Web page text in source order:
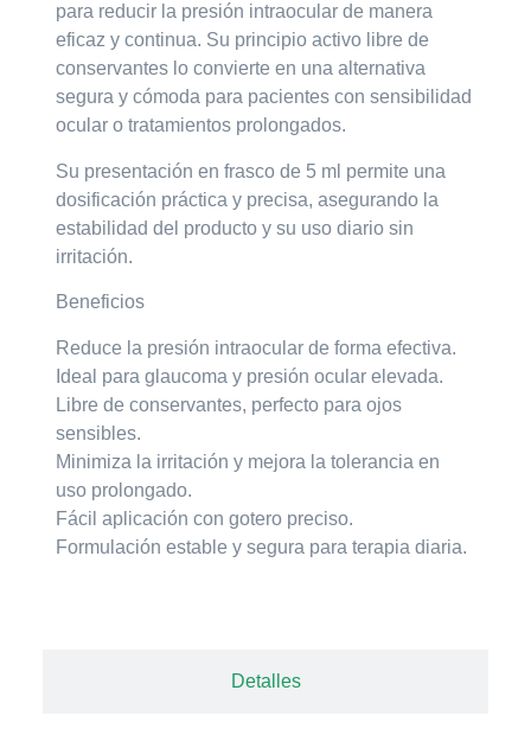
Detalles
para reducir la presión intraocular de manera
eficaz y continua. Su principio activo libre de
conservantes lo convierte en una alternativa
segura y cómoda para pacientes con sensibilidad
ocular o tratamientos prolongados.
Su presentación en frasco de 5 ml permite una
dosificación práctica y precisa, asegurando la
estabilidad del producto y su uso diario sin
irritación.
Beneficios
Reduce la presión intraocular de forma efectiva.
Ideal para glaucoma y presión ocular elevada.
Libre de conservantes, perfecto para ojos
sensibles.
Minimiza la irritación y mejora la tolerancia en
uso prolongado.
Fácil aplicación con gotero preciso.
Formulación estable y segura para terapia diaria.